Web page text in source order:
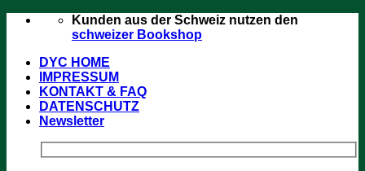
Zum
Kunden aus der Schweiz nutzen den
schweizer Bookshop
DYC HOME
IMPRESSUM
KONTAKT & FAQ
DATENSCHUTZ
Newsletter